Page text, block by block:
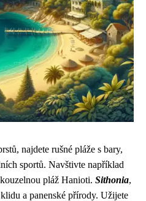
najdete rušné pláže s bary,
sportů. Navštivte například
pláž Hanioti. Sithonia,
a panenské přírody. Užijete